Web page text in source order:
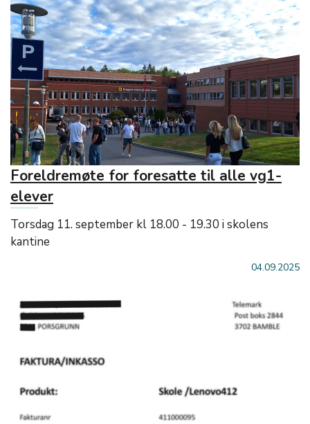
Foreldremøte for foresatte til alle vg1-
elever
Torsdag 11. september kl 18.00 - 19.30 i skolens
kantine
04.09.2025